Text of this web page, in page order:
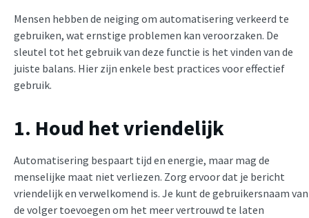
Mensen hebben de neiging om automatisering verkeerd te
gebruiken, wat ernstige problemen kan veroorzaken. De
sleutel tot het gebruik van deze functie is het vinden van de
juiste balans. Hier zijn enkele best practices voor effectief
gebruik.
1. Houd het vriendelijk
Automatisering bespaart tijd en energie, maar mag de
menselijke maat niet verliezen. Zorg ervoor dat je bericht
vriendelijk en verwelkomend is. Je kunt de gebruikersnaam van
de volger toevoegen om het meer vertrouwd te laten